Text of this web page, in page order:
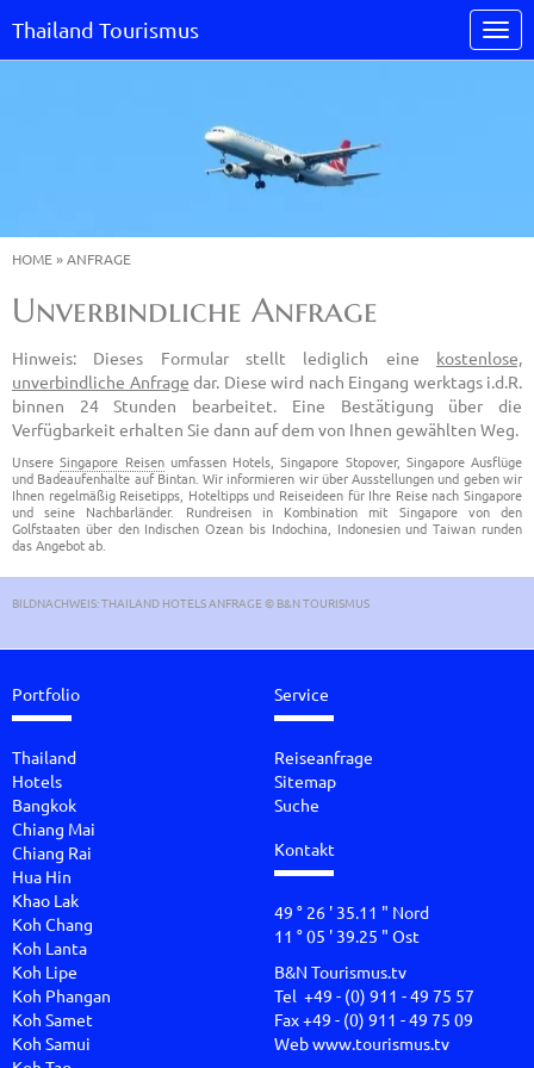
Thailand Tourismus
HOME»ANFRAGE
Unverbindliche Anfrage
Hinweis: Dieses Formular stellt lediglich eine kostenlose,
unverbindliche Anfrage dar. Diese wird nach Eingang werktags i.d.R.
binnen 24 Stunden bearbeitet. Eine Bestätigung über die
Verfügbarkeit erhalten Sie dann auf dem von Ihnen gewählten Weg.
UnsereSingapore Reisenumfassen Hotels, Singapore Stopover, Singapore Ausflüge
und Badeaufenhalte auf Bintan. Wir informieren wir über Ausstellungen und geben wir
Ihnen regelmäßig Reisetipps, Hoteltipps und Reiseideen für Ihre Reise nach Singapore
und seine Nachbarländer. Rundreisen in Kombination mit Singapore von den
Golfstaaten über den Indischen Ozean bis Indochina, Indonesien und Taiwan runden
das Angebot ab.
BILDNACHWEIS: THAILAND HOTELS ANFRAGE © B&N TOURISMUS
Portfolio
Thailand
Hotels
Bangkok
Chiang Mai
Chiang Rai
Hua Hin
Khao Lak
Koh Chang
Koh Lanta
Koh Lipe
Koh Phangan
Koh Samet
Koh Samui
Service
Reiseanfrage
Sitemap
Suche
Kontakt
49 ° 26 ' 35.11 " Nord
11 ° 05 ' 39.25 " Ost
B&N Tourismus.tv
Tel +49 - (0) 911 - 49 75 57
Fax +49 - (0) 911 - 49 75 09
Webwww.tourismus.tv